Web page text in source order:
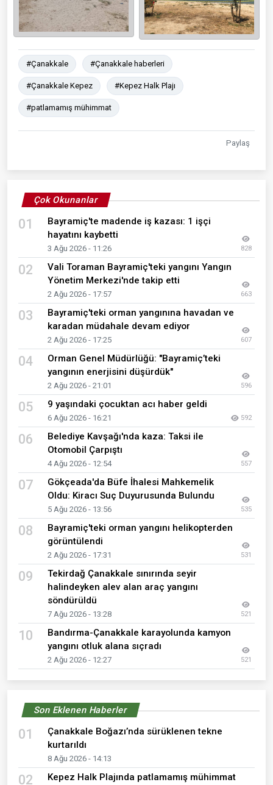
#Çanakkale #Çanakkale haberleri
#Çanakkale Kepez #Kepez Halk Plajı
#patlamamış mühimmat
Paylaş
Çok Okunanlar
01
Bayramiç'te madende iş kazası: 1 işçi
hayatını kaybetti
3 Ağu 2026 - 11:26 828
02
Vali Toraman Bayramiç'teki yangını Yangın
Yönetim Merkezi'nde takip etti
2 Ağu 2026 - 17:57 663
03
Bayramiç'teki orman yangınına havadan ve
karadan müdahale devam ediyor
2 Ağu 2026 - 17:25 607
04
Orman Genel Müdürlüğü: "Bayramiç’teki
yangının enerjisini düşürdük"
2 Ağu 2026 - 21:01 596
05 9 yaşındaki çocuktan acı haber geldi
6 Ağu 2026 - 16:21 592
06
Belediye Kavşağı'nda kaza: Taksi ile
Otomobil Çarpıştı
4 Ağu 2026 - 12:54 557
07
Gökçeada'da Büfe İhalesi Mahkemelik
Oldu: Kiracı Suç Duyurusunda Bulundu
5 Ağu 2026 - 13:56 535
08
Bayramiç'teki orman yangını helikopterden
görüntülendi
2 Ağu 2026 - 17:31 531
09
Tekirdağ Çanakkale sınırında seyir
halindeyken alev alan araç yangını
söndürüldü
7 Ağu 2026 - 13:28 521
10
Bandırma-Çanakkale karayolunda kamyon
yangını otluk alana sıçradı
2 Ağu 2026 - 12:27 521
Son Eklenen Haberler
01
Çanakkale Boğazı’nda sürüklenen tekne
kurtarıldı
8 Ağu 2026 - 14:13
02 Kepez Halk Plajında patlamamış mühimmat